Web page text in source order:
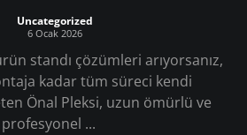
Uncategorized
6 Ocak 2026
standı çözümleri arıyorsanız,
kadar tüm süreci kendi
Önal Pleksi, uzun ömürlü ve
profesyonel ...